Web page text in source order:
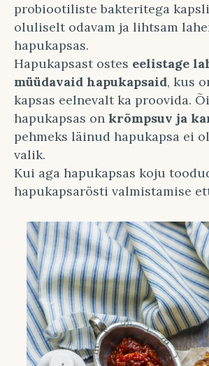
probiootiliste bakteritega
oluliselt odavam ja lihtsam
hapukapsas.
Hapukapsast ostes eelistage
müüdavaid hapukapsaid, kus
kapsas eelnevalt ka proovida.
hapukapsas on krõmpsuv ja
pehmeks läinud hapukapsa ei
valik.
Kui aga hapukapsas koju
hapukapsarösti valmistamise